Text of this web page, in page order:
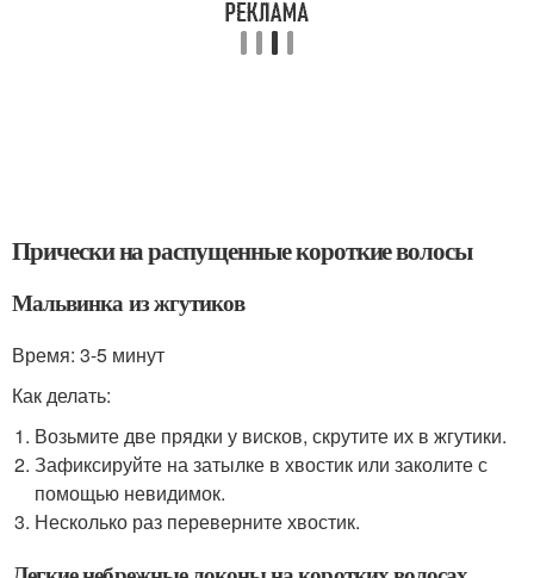
Прически на распущенные короткие волосы
Мальвинка из жгутиков
Время: 3-5 минут
Как делать:
Возьмите две прядки у висков, скрутите их в жгутики.
Зафиксируйте на затылке в хвостик или заколите с
помощью невидимок.
Несколько раз переверните хвостик.